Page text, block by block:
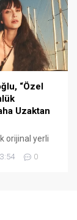
yazılmış
bir
ve içe
Adını,
aldığı
zevk alamama
anhedoni...
“Özel
Uzaktan
orijinal yerli
alan ve
0